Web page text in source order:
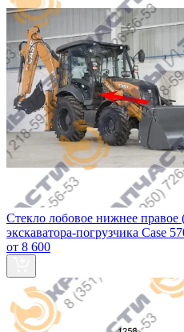
Стекло лобовое нижнее правое
экскаватора-погрузчика Case
от 8 600